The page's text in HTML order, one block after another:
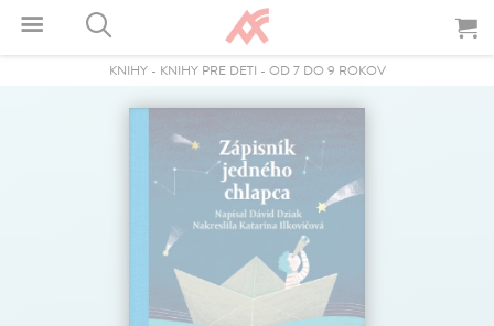
KNIHY- KNIHY PRE DETI - OD 7 DO 9 ROKOV